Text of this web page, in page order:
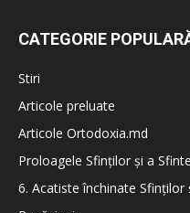
CATEGORIE
Stiri
Articole preluate
Articole Ortodoxia.md
Proloagele Sfinților și a
6. Acatiste închinate Sfinților